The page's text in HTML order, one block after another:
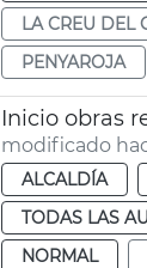
LA CREU DEL
PENYAROJA
Inicio obras
modificado
ALCALDÍA
TODAS LAS
NORMAL